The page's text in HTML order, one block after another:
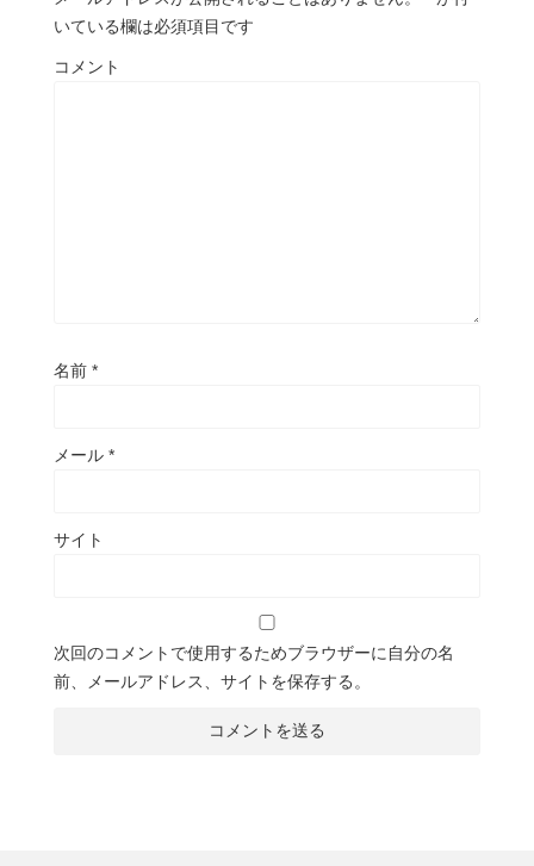
いている欄は必須項目です
コメント
名前 *
メール *
サイト
次回のコメントで使用するためブラウザーに自分の名
前、メールアドレス、サイトを保存する。